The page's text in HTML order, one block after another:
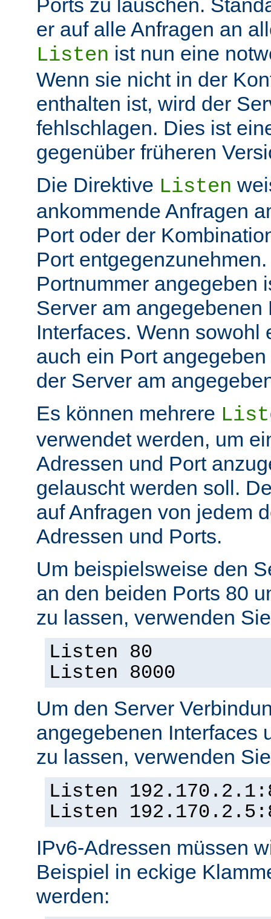
Ports zu lauschen.
er auf alle Anfragen an
Listen ist nun eine
Wenn sie nicht in der
enthalten ist, wird der
fehlschlagen. Dies ist
gegenüber früheren
Die Direktive Listen
ankommende Anfragen
Port oder der
Port
Portnummer angegeben
Server am angegebenen
Interfaces. Wenn sowohl
auch ein Port
der Server am
Es können mehrere
verwendet werden, um
Adressen und Port
gelauscht werden soll.
auf Anfragen von jedem
Adressen und Ports.
Um beispielsweise den
an den beiden Ports 80
zu lassen, verwenden
Listen 80
Listen 8000
Um den Server
angegebenen Interfaces
zu lassen, verwenden
Listen
Listen
IPv6-Adressen müssen
Beispiel in eckige
werden: